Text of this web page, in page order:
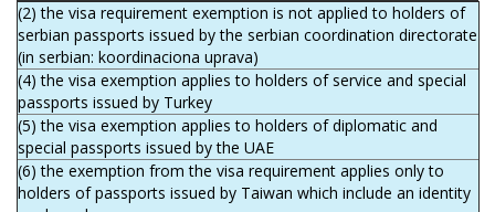
(2) the visa requirement exemption is not applied to holders of
serbian passports issued by the serbian coordination directorate
(in serbian: koordinaciona uprava)
(4) the visa exemption applies to holders of service and special
passports issued by Turkey
(5) the visa exemption applies to holders of diplomatic and
special passports issued by the UAE
(6) the exemption from the visa requirement applies only to
holders of passports issued by Taiwan which include an identity